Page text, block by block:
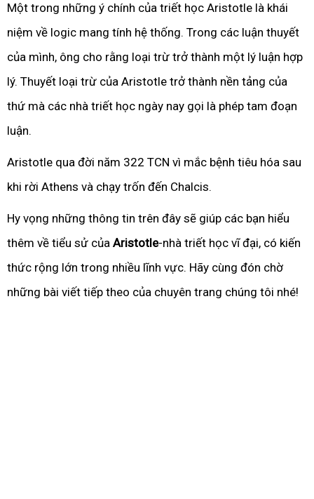
Một trong những ý chính của triết học Aristotle là khái
niệm về logic mang tính hệ thống. Trong các luận thuyết
của mình, ông cho rằng loại trừ trở thành một lý luận hợp
lý. Thuyết loại trừ của Aristotle trở thành nền tảng của
thứ mà các nhà triết học ngày nay gọi là phép tam đoạn
luận.
Aristotle qua đời năm 322 TCN vì mắc bệnh tiêu hóa sau
khi rời Athens và chạy trốn đến Chalcis.
Hy vọng những thông tin trên đây sẽ giúp các bạn hiểu
thêm về tiểu sử của Aristotle-nhà triết học vĩ đại, có kiến
thức rộng lớn trong nhiều lĩnh vực. Hãy cùng đón chờ
những bài viết tiếp theo của chuyên trang chúng tôi nhé!